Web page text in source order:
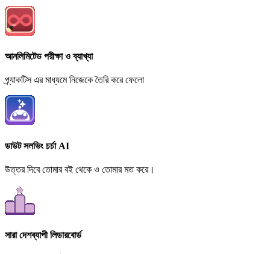
আনলিমিটেড পরীক্ষা ও ব্যাখ্যা
প্র্যাকটিস এর মাধ্যমে নিজেকে তৈরি করে ফেলো
ডাউট সলভিং চর্চা AI
উত্তর দিবে তোমার বই থেকে ও তোমার মত করে।
সারা দেশব্যাপী লিডারবোর্ড